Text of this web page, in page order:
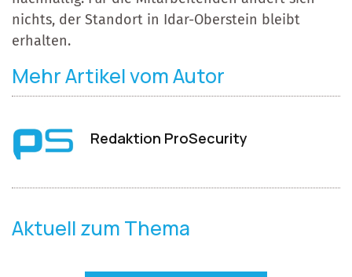
nichts, der Standort in Idar-Oberstein bleibt
erhalten.
Mehr Artikel vom Autor
Redaktion ProSecurity
Aktuell zum Thema